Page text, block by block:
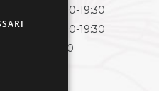
13:00 | 15:30-19:30
13:00 | 15:30-19:30
09:00-13:00